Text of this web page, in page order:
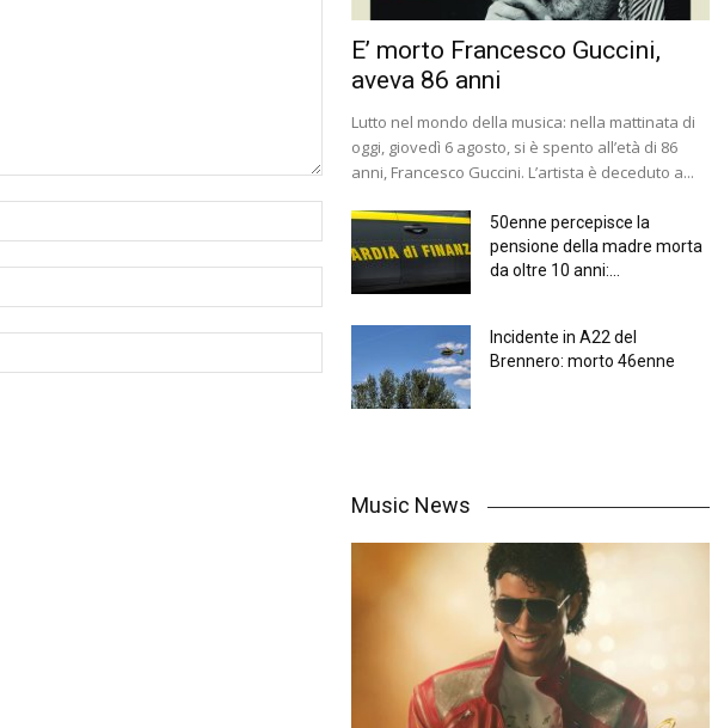
E’ morto Francesco Guccini,
aveva 86 anni
Lutto nel mondo della musica: nella mattinata di
oggi, giovedì 6 agosto, si è spento all’età di 86
anni, Francesco Guccini. L’artista è deceduto a...
50enne percepisce la
pensione della madre morta
da oltre 10 anni:...
Incidente in A22 del
Brennero: morto 46enne
Music News